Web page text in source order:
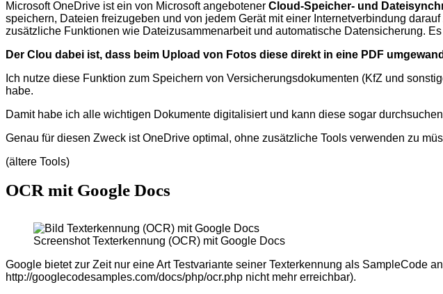
Microsoft OneDrive ist ein von Microsoft angebotener Cloud-Speicher- und
speichern, Dateien freizugeben und von jedem Gerät mit einer Internetverbindung
zusätzliche Funktionen wie Dateizusammenarbeit und automatische Datensicherung.
Der Clou dabei ist, dass beim Upload von Fotos diese direkt in eine PDF
Ich nutze diese Funktion zum Speichern von Versicherungsdokumenten (KfZ und
habe.
Damit habe ich alle wichtigen Dokumente digitalisiert und kann diese sogar
Genau für diesen Zweck ist OneDrive optimal, ohne zusätzliche Tools verwenden zu
(ältere Tools)
OCR mit Google Docs
Screenshot Texterkennung (OCR) mit Google Docs
Google bietet zur Zeit nur eine Art Testvariante seiner Texterkennung als SampleCode
http://googlecodesamples.com/docs/php/ocr.php nicht mehr erreichbar).